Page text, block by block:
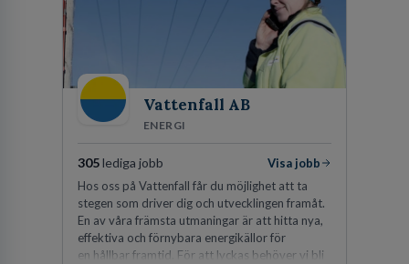
Vattenfall AB
ENERGI
305lediga jobb
Visa jobb
Hos oss på Vattenfall får du möjlighet att ta
stegen som driver dig och utvecklingen framåt.
En av våra främsta utmaningar är att hitta nya,
effektiva och förnybara energikällor för
en hållbar framtid. För att lyckas behöver vi bli